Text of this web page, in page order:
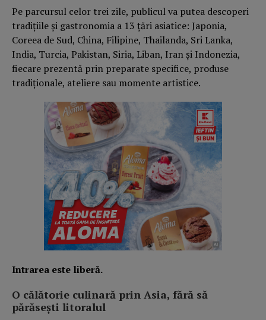
Pe parcursul celor trei zile, publicul va putea descoperi
tradițiile și gastronomia a 13 țări asiatice: Japonia,
Coreea de Sud, China, Filipine, Thailanda, Sri Lanka,
India, Turcia, Pakistan, Siria, Liban, Iran și Indonezia,
fiecare prezentă prin preparate specifice, produse
tradiționale, ateliere sau momente artistice.
Intrarea este liberă.
O călătorie culinară prin Asia, fără să
părăsești litoralul